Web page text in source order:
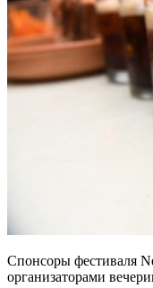
Спонсоры фестиваля
организаторами